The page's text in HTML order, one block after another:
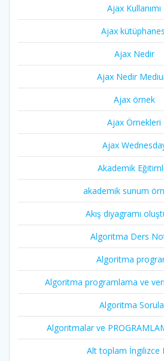
Ajax Kullanımı
Ajax
Ajax Nedir
Ajax Nedir
Ajax örnek
Ajax Örnekleri
Ajax
Akademik
akademik sunum
Akış diyagramı
Algoritma Ders
Algoritma
Algoritma programlama ve veri
Algoritma
Algoritmalar ve
Alt toplam İngilizce